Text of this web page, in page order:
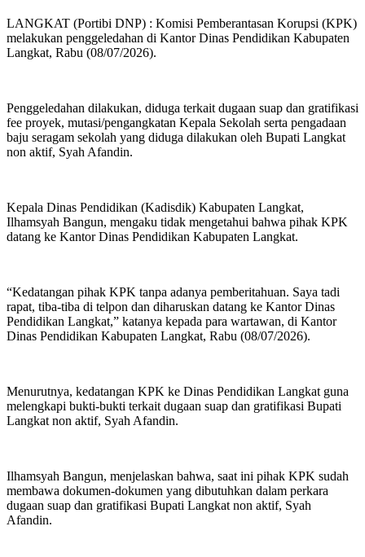
LANGKAT (Portibi DNP) : Komisi Pemberantasan Korupsi (KPK)
melakukan penggeledahan di Kantor Dinas Pendidikan Kabupaten
Langkat, Rabu (08/07/2026).
Penggeledahan dilakukan, diduga terkait dugaan suap dan gratifikasi
fee proyek, mutasi/pengangkatan Kepala Sekolah serta pengadaan
baju seragam sekolah yang diduga dilakukan oleh Bupati Langkat
non aktif, Syah Afandin.
Kepala Dinas Pendidikan (Kadisdik) Kabupaten Langkat,
Ilhamsyah Bangun, mengaku tidak mengetahui bahwa pihak KPK
datang ke Kantor Dinas Pendidikan Kabupaten Langkat.
“Kedatangan pihak KPK tanpa adanya pemberitahuan. Saya tadi
rapat, tiba-tiba di telpon dan diharuskan datang ke Kantor Dinas
Pendidikan Langkat,” katanya kepada para wartawan, di Kantor
Dinas Pendidikan Kabupaten Langkat, Rabu (08/07/2026).
Menurutnya, kedatangan KPK ke Dinas Pendidikan Langkat guna
melengkapi bukti-bukti terkait dugaan suap dan gratifikasi Bupati
Langkat non aktif, Syah Afandin.
Ilhamsyah Bangun, menjelaskan bahwa, saat ini pihak KPK sudah
membawa dokumen-dokumen yang dibutuhkan dalam perkara
dugaan suap dan gratifikasi Bupati Langkat non aktif, Syah
Afandin.